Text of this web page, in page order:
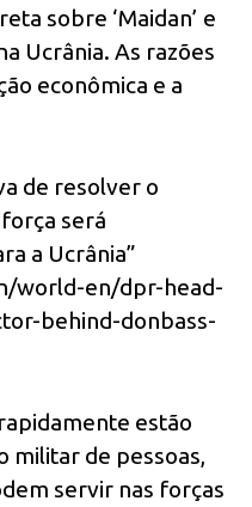
sobre ‘Maidan’ e
Ucrânia. As razões
econômica e a
de resolver o
será
a Ucrânia”
world-en/dpr-head-
behind-donbass-
estão
militar de pessoas,
servir nas forças